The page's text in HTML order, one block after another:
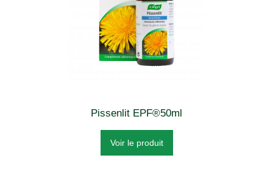
Pissenlit EPF®50ml
Voir le produit